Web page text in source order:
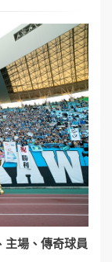
主場、傳奇球員